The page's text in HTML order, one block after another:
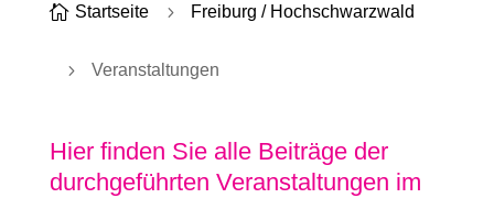
 Startseite 5 Freiburg / Hochschwarzwald
5 Veranstaltungen
Hier finden Sie alle Beiträge der
durchgeführten Veranstaltungen im